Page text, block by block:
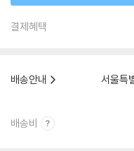
결제혜택
배송안내
서울특
배송비